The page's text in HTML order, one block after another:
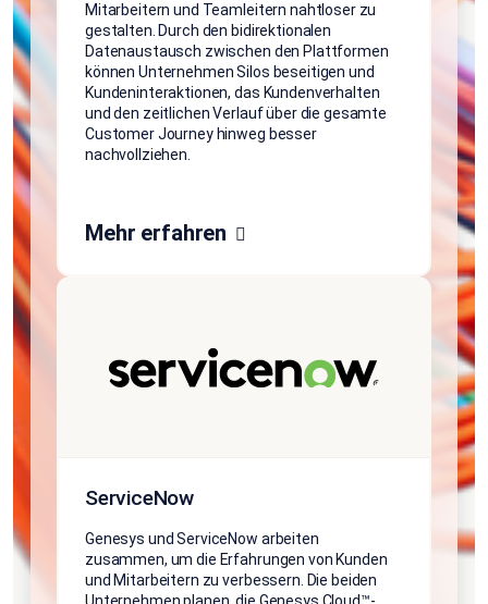
Mitarbeitern und Teamleitern nahtloser zu
gestalten. Durch den bidirektionalen
Datenaustausch zwischen den Plattformen
können Unternehmen Silos beseitigen und
Kundeninteraktionen, das Kundenverhalten
und den zeitlichen Verlauf über die gesamte
Customer Journey hinweg besser
nachvollziehen.
Mehr erfahren
ServiceNow
Genesys und ServiceNow arbeiten
zusammen, um die Erfahrungen von Kunden
und Mitarbeitern zu verbessern. Die beiden